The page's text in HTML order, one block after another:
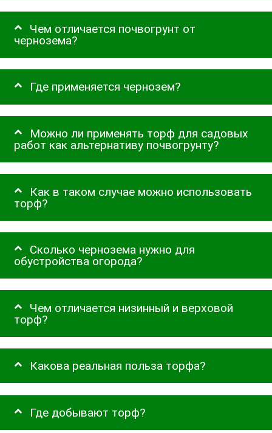
Чем отличается почвогрунт от
чернозема?
Где применяется чернозем?
Можно ли применять торф для садовых
работ как альтернативу почвогрунту?
Как в таком случае можно использовать
торф?
Сколько чернозема нужно для
обустройства огорода?
Чем отличается низинный и верховой
торф?
Какова реальная польза торфа?
Где добывают торф?